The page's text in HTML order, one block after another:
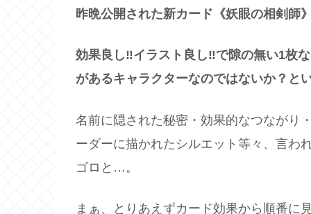
昨晩公開された新カード《妖眼の相剣師
効果良し‼イラスト良し‼で隙の無い1枚
があるキャラクターなのではないか？と
名前に隠された秘密・効果的なつながり
ーダーに描かれたシルエット等々、言わ
ゴロと…。
まぁ、とりあえずカード効果から順番に